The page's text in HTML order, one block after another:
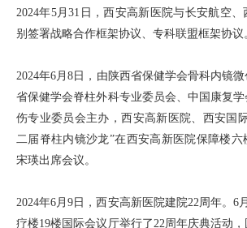
2024年5月31日，西安高新医院与长安航空
别签署战略合作框架协议、专科联盟框架协议
2024年6月8日，由陕西省保健学会骨科内镜
省保健学会脊柱外科专业委员会、中国康复
伤专业委员会主办，西安高新医院、西安国
二届脊柱内镜沙龙”在西安高新医院保障楼
宋瑛出席会议。
2024年6月9日，西安高新医院建院22周年。6
疗楼19楼国际会议厅举行了22周年庆典活动